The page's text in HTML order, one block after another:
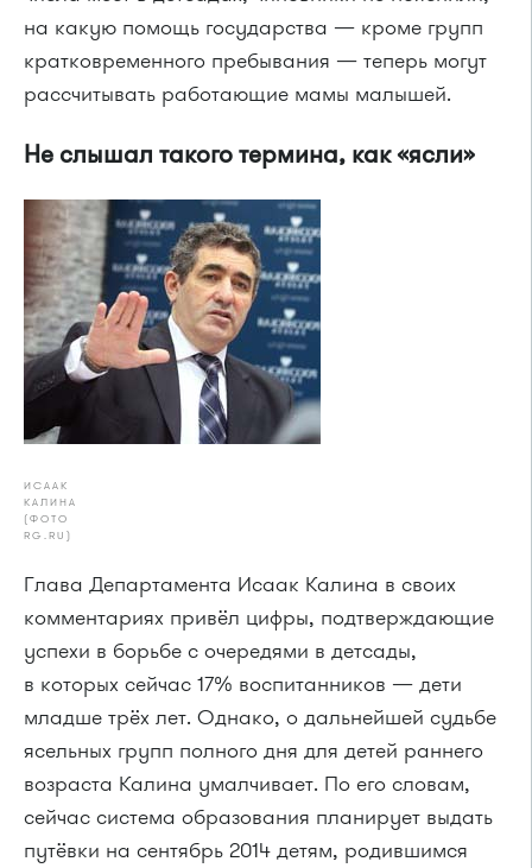
на какую помощь государства — кроме групп
кратковременного пребывания — теперь могут
рассчитывать работающие мамы малышей.
Не слышал такого термина, как «ясли»
ИСААК
КАЛИНА
(ФОТО
RG.RU)
Глава Департамента Исаак Калина в своих
комментариях привёл цифры, подтверждающие
успехи в борьбе с очередями в детсады,
в которых сейчас 17% воспитанников — дети
младше трёх лет. Однако, о дальнейшей судьбе
ясельных групп полного дня для детей раннего
возраста Калина умалчивает. По его словам,
сейчас система образования планирует выдать
путёвки на сентябрь 2014 детям, родившимся